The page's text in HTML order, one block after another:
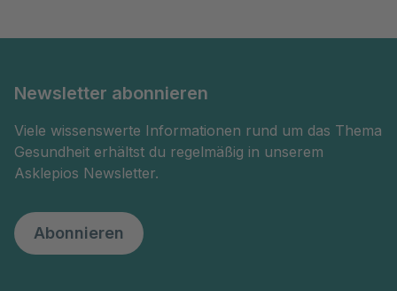
Newsletter abonnieren
Viele wissenswerte Informationen rund um das Thema
Gesundheit erhältst du regelmäßig in unserem
Asklepios Newsletter.
Abonnieren